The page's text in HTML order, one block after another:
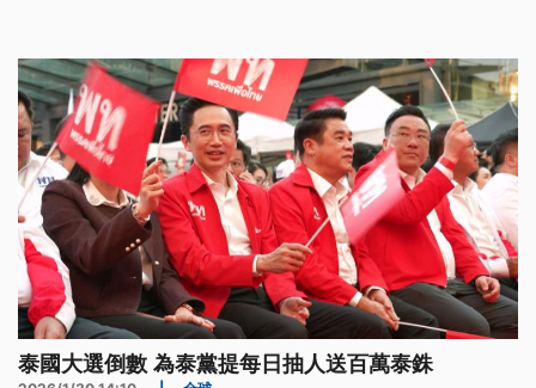
泰國大選倒數 為泰黨提每日抽人送百萬泰銖